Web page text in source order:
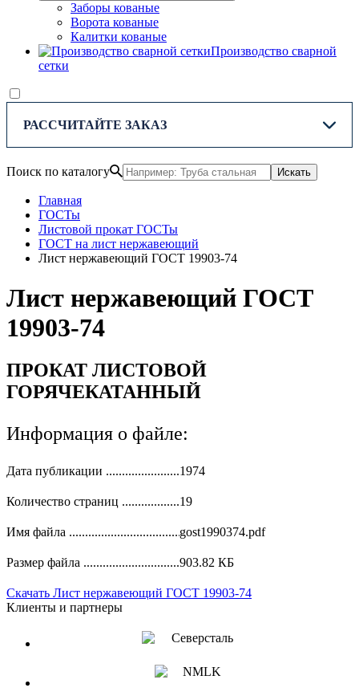
Заборы кованые
Ворота кованые
Калитки кованые
Производство сварной
сетки
РАССЧИТАЙТЕ ЗАКАЗ
Поиск по каталогу Искать
Главная
ГОСТы
Листовой прокат ГОСТы
ГОСТ на лист нержавеющий
Лист нержавеющий ГОСТ 19903-74
Лист нержавеющий ГОСТ
19903-74
ПРОКАТ ЛИСТОВОЙ
ГОРЯЧЕКАТАННЫЙ
Информация о файле:
Дата публикации 1974
Количество страниц 19
Имя файла gost1990374.pdf
Размер файла 903.82 КБ
Скачать Лист нержавеющий ГОСТ 19903-74
Клиенты и партнеры